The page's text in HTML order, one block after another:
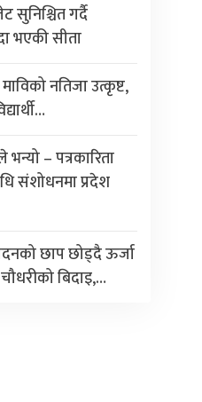
सुनिश्चित गर्दै
भएकी सीता
नतिजा उत्कृष्ट,
– पत्रकारिता
संशोधनमा प्रदेश
छाप छोड्दै ऊर्जा
चौधरीको बिदाइ,…